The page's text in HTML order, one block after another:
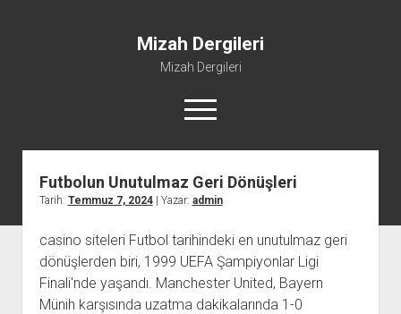
Mizah Dergileri
Mizah Dergileri
menüyü
aç
Dergileri
Yazılar
Futbolun Unutulmaz Geri Dönüşleri
Tarih: Temmuz 7, 2024| Yazar: admin
casino siteleri Futbol tarihindeki en unutulmaz geri
dönüşlerden biri, 1999 UEFA Şampiyonlar Ligi
Finali'nde yaşandı. Manchester United, Bayern
Münih karşısında uzatma dakikalarında 1-0